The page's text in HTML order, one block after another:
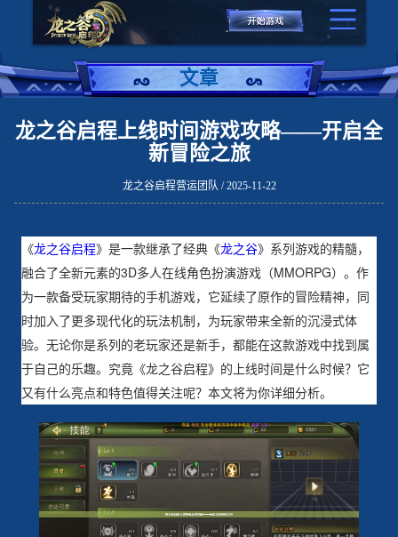
文章
龙之谷启程上线时间游戏攻略——开启全
新冒险之旅
龙之谷启程营运团队 / 2025-11-22
《龙之谷启程》是一款继承了经典《龙之谷》系列游戏的精髓，
融合了全新元素的3D多人在线角色扮演游戏（MMORPG）。作
为一款备受玩家期待的手机游戏，它延续了原作的冒险精神，同
时加入了更多现代化的玩法机制，为玩家带来全新的沉浸式体
验。无论你是系列的老玩家还是新手，都能在这款游戏中找到属
于自己的乐趣。究竟《龙之谷启程》的上线时间是什么时候？它
又有什么亮点和特色值得关注呢？本文将为你详细分析。